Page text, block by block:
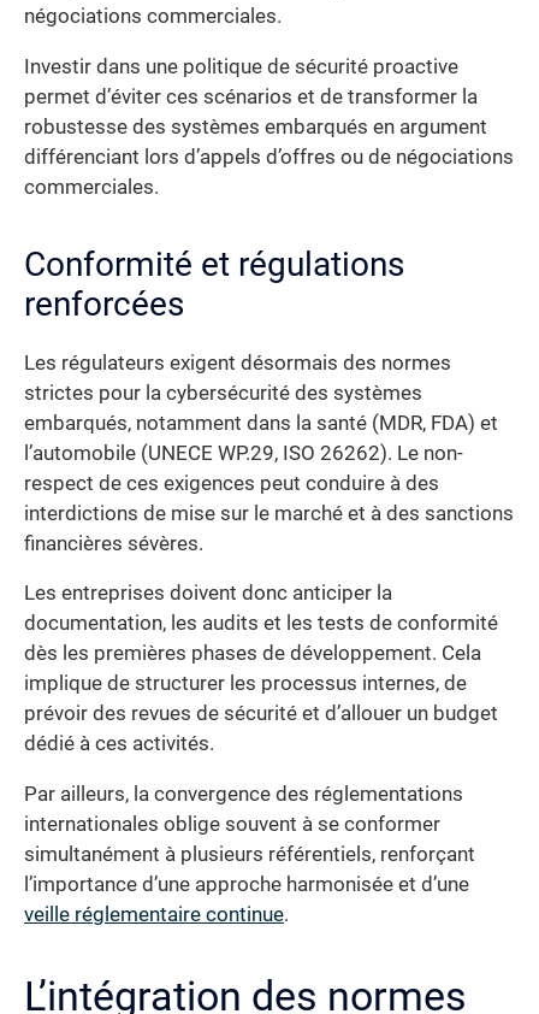
négociations commerciales.
Investir dans une politique de sécurité proactive
permet d’éviter ces scénarios et de transformer la
robustesse des systèmes embarqués en argument
différenciant lors d’appels d’offres ou de négociations
commerciales.
Conformité et régulations
renforcées
Les régulateurs exigent désormais des normes
strictes pour la cybersécurité des systèmes
embarqués, notamment dans la santé (MDR, FDA) et
l’automobile (UNECE WP.29, ISO 26262). Le non-
respect de ces exigences peut conduire à des
interdictions de mise sur le marché et à des sanctions
financières sévères.
Les entreprises doivent donc anticiper la
documentation, les audits et les tests de conformité
dès les premières phases de développement. Cela
implique de structurer les processus internes, de
prévoir des revues de sécurité et d’allouer un budget
dédié à ces activités.
Par ailleurs, la convergence des réglementations
internationales oblige souvent à se conformer
simultanément à plusieurs référentiels, renforçant
l’importance d’une approche harmonisée et d’une
veille réglementaire continue.
L’intégration des normes